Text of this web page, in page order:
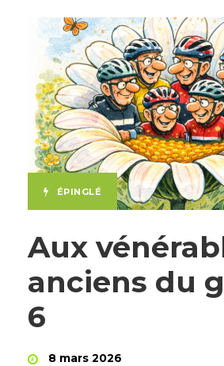
ÉPINGLÉ
Aux
anciens du
6
8 mars 2026